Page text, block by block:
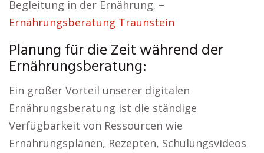
Begleitung in der Ernährung. –
Ernährungsberatung Traunstein
Planung für die Zeit während der
Ernährungsberatung:
Ein großer Vorteil unserer digitalen
Ernährungsberatung ist die ständige
Verfügbarkeit von Ressourcen wie
Ernährungsplänen, Rezepten, Schulungsvideos